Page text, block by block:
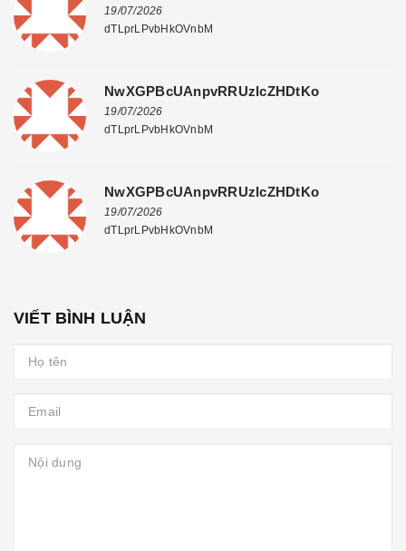
19/07/2026
dTLprLPvbHkOVnbM
NwXGPBcUAnpvRRUzlcZHDtKo
19/07/2026
dTLprLPvbHkOVnbM
NwXGPBcUAnpvRRUzlcZHDtKo
19/07/2026
dTLprLPvbHkOVnbM
VIẾT BÌNH LUẬN